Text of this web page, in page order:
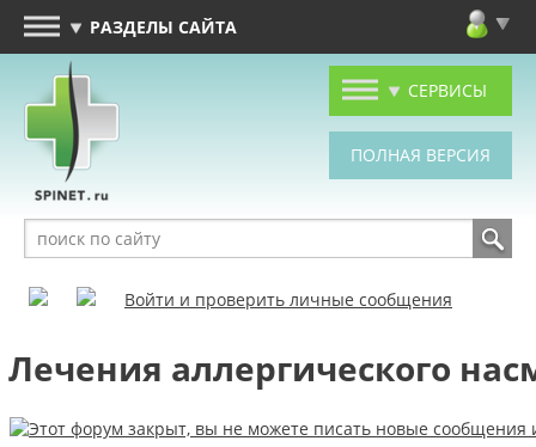
РАЗДЕЛЫ САЙТА
СЕРВИСЫ
Войти и проверить личные сообщения
Лечения аллергического